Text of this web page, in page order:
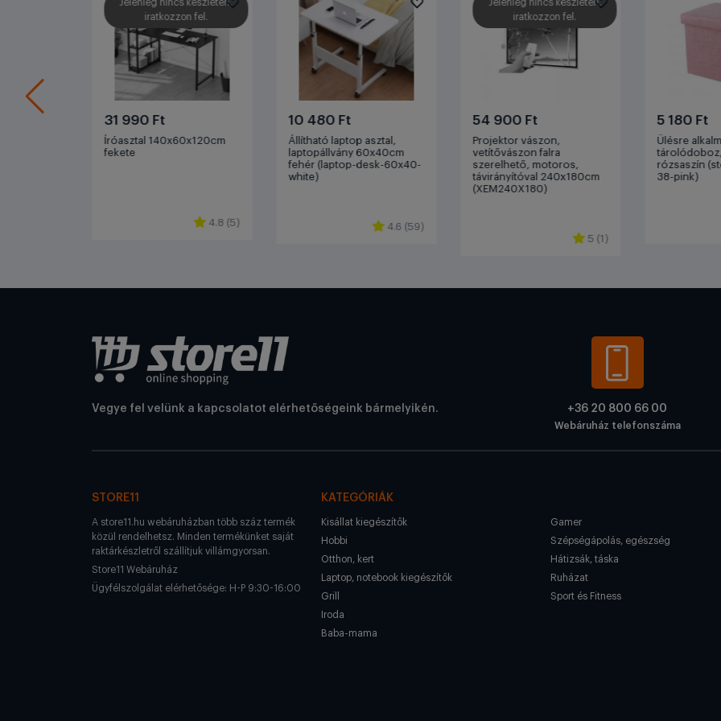
és az ára is korrekt volt.
Ajánlom őket.
Jelenleg nincs készleten,
iratkozzon fel.
31 990 Ft
Íróasztal 140x60x120cm
fekete
4.8 (5)
10 480 Ft
Állítható laptop asztal,
laptopállvány 60x40cm
fehér (laptop-desk-60x40-
white)
4.6 (59)
Jelenleg nincs készleten,
iratkozzon fel.
54 900 Ft
Projektor vászon,
vetítővászon falra
szerelhető, motoros,
távirányítóval 240x180cm
(XEM240X180)
5 (1)
5 180 Ft
Ülésre
rózsaszín
38-pink)
Vegye fel velünk a kapcsolatot elérhetőségeink bármelyikén. +36 20 800 66 00
Webáruház telefonszáma
STORE11
A store11.hu webáruházban több száz termék
közül rendelhetsz. Minden termékünket saját
raktárkészletről szállítjuk villámgyorsan.
Store11 Webáruház
Ügyfélszolgálat elérhetősége: H-P 9:30-16:00
KATEGÓRIÁK
Kisállat kiegészítők
Hobbi
Otthon, kert
Laptop, notebook kiegészítők
Grill
Iroda
Baba-mama
Gamer
Szépségápolás, egészség
Hátizsák, táska
Ruházat
Sport és Fitness